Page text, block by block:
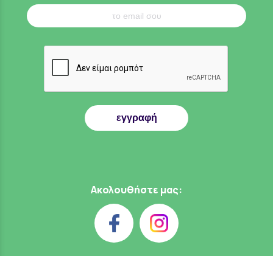
εγγραφή
Ακολουθήστε μας: